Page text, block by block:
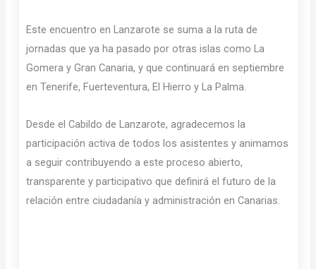
Este encuentro en Lanzarote se suma a la ruta de
jornadas que ya ha pasado por otras islas como La
Gomera y Gran Canaria, y que continuará en septiembre
en Tenerife, Fuerteventura, El Hierro y La Palma.
Desde el Cabildo de Lanzarote, agradecemos la
participación activa de todos los asistentes y animamos
a seguir contribuyendo a este proceso abierto,
transparente y participativo que definirá el futuro de la
relación entre ciudadanía y administración en Canarias.